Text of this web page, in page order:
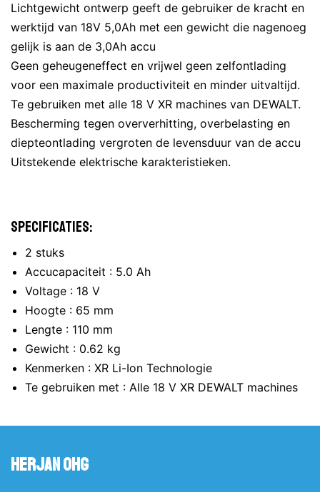
Lichtgewicht ontwerp geeft de gebruiker de kracht en
werktijd van 18V 5,0Ah met een gewicht die nagenoeg
gelijk is aan de 3,0Ah accu
Geen geheugeneffect en vrijwel geen zelfontlading
voor een maximale productiviteit en minder uitvaltijd.
Te gebruiken met alle 18 V XR machines van DEWALT.
Bescherming tegen oververhitting, overbelasting en
diepteontlading vergroten de levensduur van de accu
Uitstekende elektrische karakteristieken.
Specificaties:
2 stuks
Accucapaciteit : 5.0 Ah
Voltage : 18 V
Hoogte : 65 mm
Lengte : 110 mm
Gewicht : 0.62 kg
Kenmerken : XR Li-Ion Technologie
Te gebruiken met : Alle 18 V XR DEWALT machines
Herjan OHG